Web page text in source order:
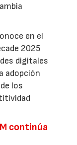
en el
2025
digitales
adopción
los
continúa